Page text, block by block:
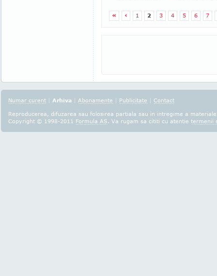
« ‹ 1 2 3 4 5 6 7
Numar curent | Arhiva | Abonamente | Publicitate | Contact
Reproducerea, difuzarea sau folosirea partiala sau in intregime a
Copyright © 1998-2011 Formula AS. Va rugam sa cititi cu atentie termenii